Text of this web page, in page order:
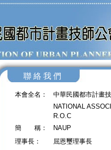
聯絡我們
本會全名：
中華民國都市計畫
NATIONAL
R.O.C
簡 稱：
NAUP
理事長：
屈恩璽理事長